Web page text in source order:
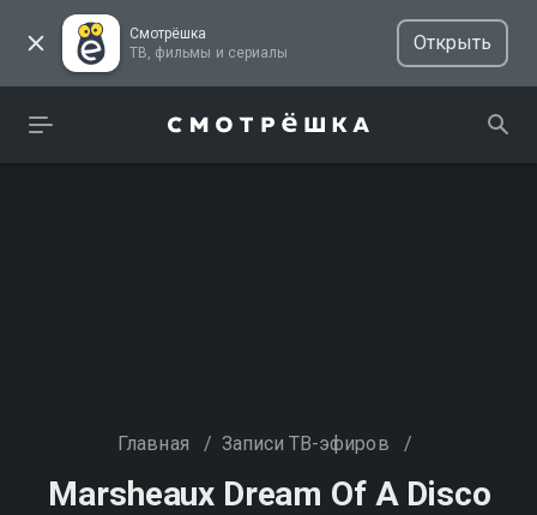
Смотрёшка
ТВ, фильмы и сериалы
Открыть
Главная / Записи ТВ-эфиров /
Marsheaux Dream Of A Disco